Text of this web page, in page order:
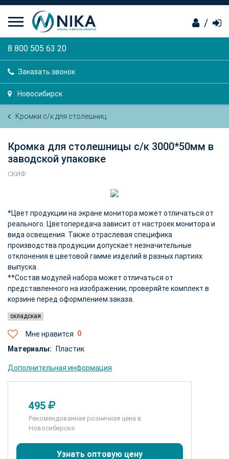
8 800 505 63 20
Заказать звонок
Новосибирск
/
Кромки с/к для столешниц
Кромка для столешницы с/к 3000*50мм в
заводской упаковке
СКИФ
*Цвет продукции на экране монитора может отличаться от
реального. Цветопередача зависит от настроек монитора и
вида освещения. Также отраслевая специфика
производства продукции допускает незначительные
отклонения в цветовой гамме изделий в разных партиях
выпуска.
**Состав модулей набора может отличаться от
представленного на изображении, проверяйте комплект в
корзине перед оформлением заказа.
складская
Мне нравится
Материалы: Пластик
Дополнительная информация
495
Рекомендованная розничная цена в
Новосибирске
Узнать оптовую цену